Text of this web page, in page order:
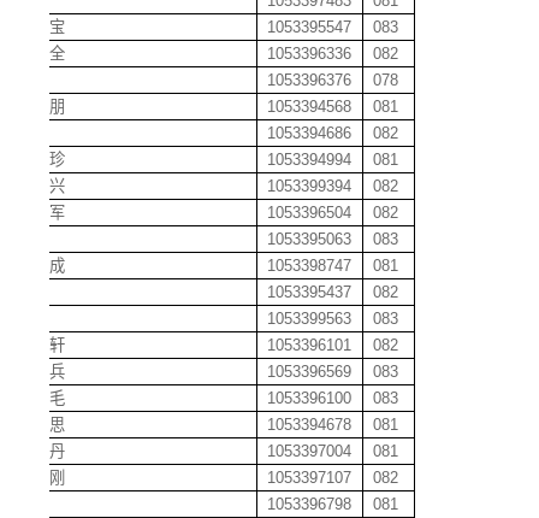
崔立宝
1053395547
083
崔立全
1053396336
082
1053396376
078
崔玉朋
1053394568
081
1053394686
082
达珍珍
1053394994
081
戴德兴
1053399394
082
戴建军
1053396504
082
1053395063
083
戴开成
1053398747
081
1053395437
082
1053399563
083
戴晓轩
1053396101
082
戴志兵
1053396569
083
代大毛
1053396100
083
代思思
1053394678
081
单丽丹
1053397004
081
但扬刚
1053397107
082
1053396798
081